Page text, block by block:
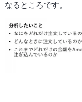
なるところです。